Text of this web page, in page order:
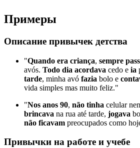
Примеры
Описание привычек детства
"Quando era criança, sempre
avós. Todo dia acordava cedo e ia
tarde, minha avó fazia bolo e
vida simples mas muito feliz."
"Nos anos 90, não tinha celular
brincava na rua até tarde, jogava
não ficavam preocupados como
Привычки на работе и учебе